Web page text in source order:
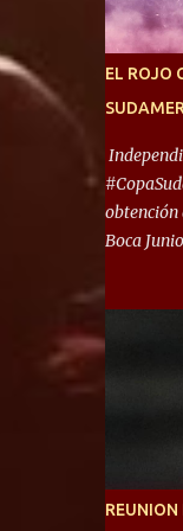
ello son
transitó
local
de los
foco de
reúna
clubes y
afirmó
EL ROJO
obtención
Boca
Defensa y
Copa
año, la
en su
con 6
primeros
REUNION